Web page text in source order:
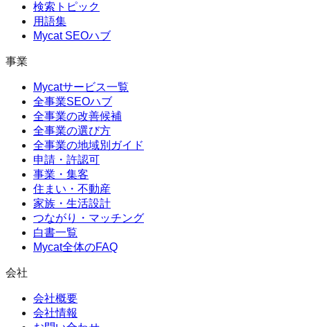
検索トピック
用語集
Mycat SEOハブ
事業
Mycatサービス一覧
全事業SEOハブ
全事業の改善候補
全事業の選び方
全事業の地域別ガイド
申請・許認可
事業・集客
住まい・不動産
家族・生活設計
つながり・マッチング
白書一覧
Mycat全体のFAQ
会社
会社概要
会社情報